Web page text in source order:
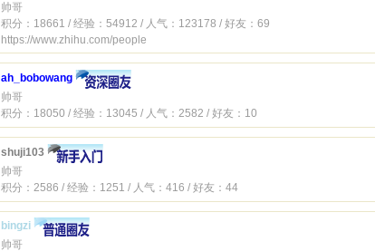
帅哥
积分：18661 / 经验：54912 / 人气：123178 / 好友：69
https://www.zhihu.com/people
ah_bobowang
帅哥
积分：18050 / 经验：13045 / 人气：2582 / 好友：10
shuji103
帅哥
积分：2586 / 经验：1251 / 人气：416 / 好友：44
bingzi
帅哥